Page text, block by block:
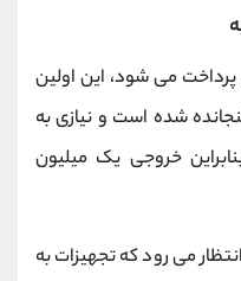
پرداخت می شود، این اولین
شده است و نیازی به
خروجی یک میلیون
انتظار می رود که تجهیزات به